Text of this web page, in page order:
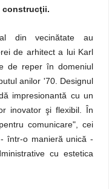
construcţii.
din vecinătate au
de arhitect a lui Karl
de reper în domeniul
anilor '70. Designul
impresionantă cu un
inovator şi flexibil. În
comunicare", cei
- într-o manieră unică -
cu estetica